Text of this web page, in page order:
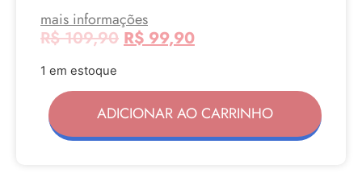
mais informações
R$109,90 R$ 99,90
1 em estoque
ADICIONAR AO CARRINHO